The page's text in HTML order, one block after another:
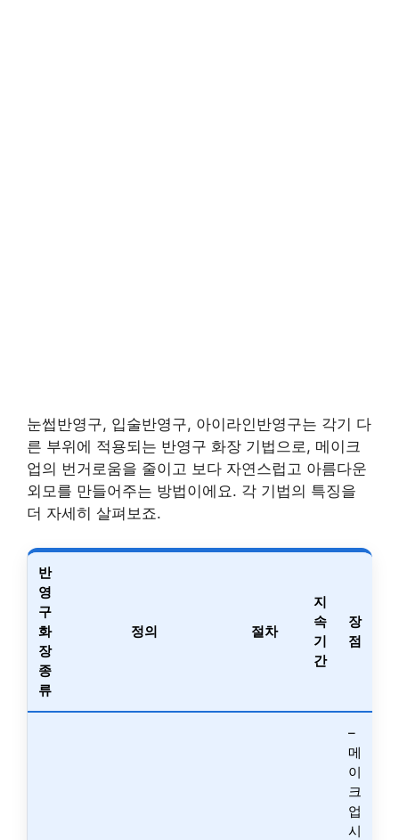
눈썹반영구, 입술반영구, 아이라인반영구는 각기 다
른 부위에 적용되는 반영구 화장 기법으로, 메이크
업의 번거로움을 줄이고 보다 자연스럽고 아름다운
외모를 만들어주는 방법이에요. 각 기법의 특징을
더 자세히 살펴보죠.
반
영
구
화
장
종
류
정의 절차
지
속
기
간
장
점
–
메
이
크
업
시